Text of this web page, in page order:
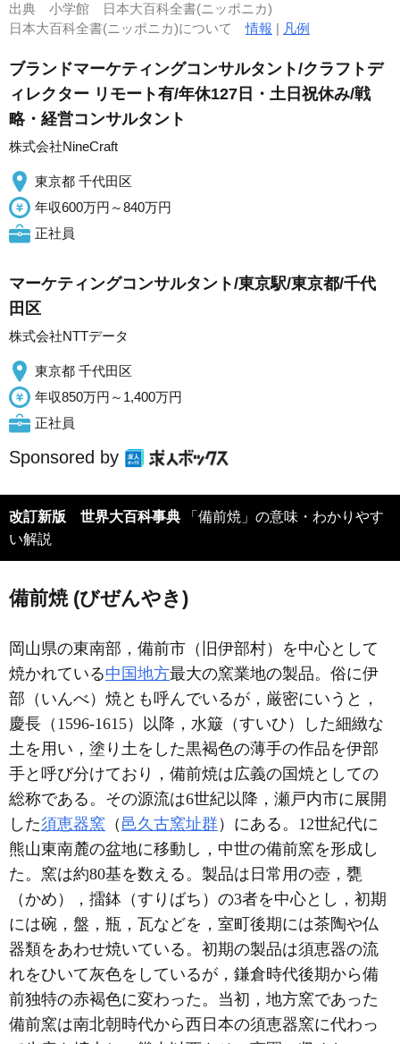
出典 小学館 日本大百科全書(ニッポニカ)
日本大百科全書(ニッポニカ)について情報 | 凡例
ブランドマーケティングコンサルタント/クラフトデ
ィレクター リモート有/年休127日・土日祝休み/戦
略・経営コンサルタント
株式会社NineCraft
東京都 千代田区
年収600万円～840万円
正社員
マーケティングコンサルタント/東京駅/東京都/千代
田区
株式会社NTTデータ
東京都 千代田区
年収850万円～1,400万円
正社員
Sponsored by
改訂新版 世界大百科事典
い解説
備前焼 (びぜんやき)
岡山県の東南部，備前市（旧伊部村）を中心として
焼かれている中国地方最大の窯業地の製品。俗に伊
部（いんべ）焼とも呼んでいるが，厳密にいうと，
慶長（1596-1615）以降，水簸（すいひ）した細緻な
土を用い，塗り土をした黒褐色の薄手の作品を伊部
手と呼び分けており，備前焼は広義の国焼としての
総称である。その源流は6世紀以降，瀬戸内市に展開
した須恵器窯 （ 邑久古窯址群）にある。12世紀代に
熊山東南麓の盆地に移動し，中世の備前窯を形成し
た。窯は約80基を数える。製品は日常用の壺，甕
（かめ），擂鉢（すりばち）の3者を中心とし，初期
には碗，盤，瓶，瓦などを，室町後期には茶陶や仏
器類をあわせ焼いている。初期の製品は須恵器の流
れをひいて灰色をしているが，鎌倉時代後期から備
前独特の赤褐色に変わった。当初，地方窯であった
備前窯は南北朝時代から西日本の須恵器窯に代わっ